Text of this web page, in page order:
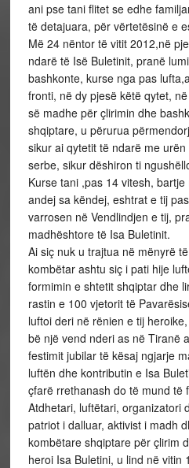
ani pse tani flitet se edhe
të detajuara, për vërtetësinë e
Më 24 nëntor të vitit 2012,në
ndarë të Isë Buletinit, pranë
bashkonte, kurse nga pas
fronti, në dy pjesë këtë qytet,
së madhe për çlirimin dhe
shqiptare, u përurua
sikur ai qytetit të ndarë me
serbe, sikur dëshiron ti
Kurse tani ,pas 14 vitesh,
andej sa këndej, eshtrat e tij
varrosen në Vendlindjen e tij,
madhështore të Isa Buletinit.
Ai siç nuk u trajtua në mënyrë
kombëtar ashtu siç i pati hije
formimin e shtetit shqiptar dhe
rastin e 100 vjetorit të
luftoi deri në rënien e tij
bë një vend nderi as në Tiranë
festimit jubilar të kësaj ngjarje
luftën dhe kontributin e Isa
çfarë rrethanash do të mund të
Atdhetari, luftëtari, organizatori
patriot i dalluar, aktivist i madh
kombëtare shqiptare për çlirim
heroi Isa Buletini, u lind në vitin